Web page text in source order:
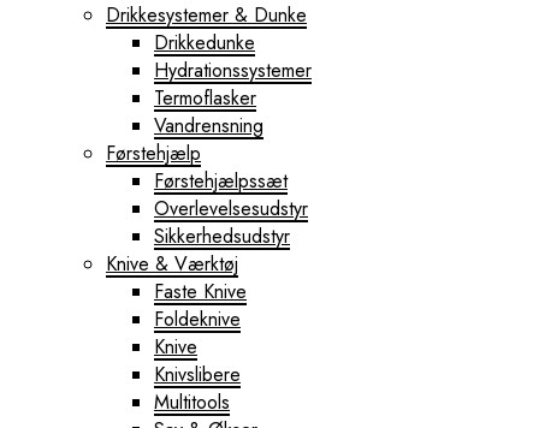
Drikkesystemer & Dunke
Drikkedunke
Hydrationssystemer
Termoflasker
Vandrensning
Førstehjælp
Førstehjælpssæt
Overlevelsesudstyr
Sikkerhedsudstyr
Knive & Værktøj
Faste Knive
Foldeknive
Knive
Knivslibere
Multitools